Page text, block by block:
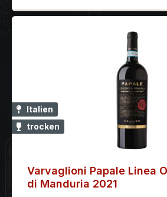
Italien
trocken
Varvaglioni Papale Linea
di Manduria 2021